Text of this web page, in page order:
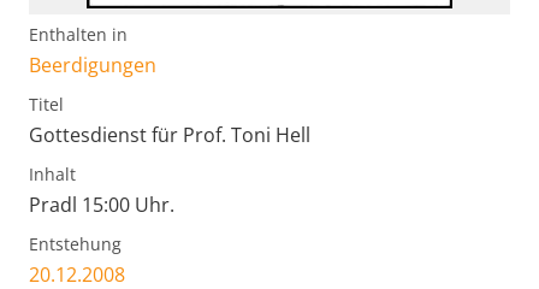
Enthalten in
Beerdigungen
Titel
Gottesdienst für Prof. Toni Hell
Inhalt
Pradl 15:00 Uhr.
Entstehung
20.12.2008